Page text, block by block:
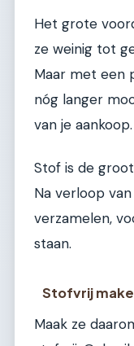
Het grote
ze weinig tot
Maar met een
nóg langer
van je aankoop.
Stof is de
Na verloop
verzamelen,
staan.
Stofvrij
Maak ze